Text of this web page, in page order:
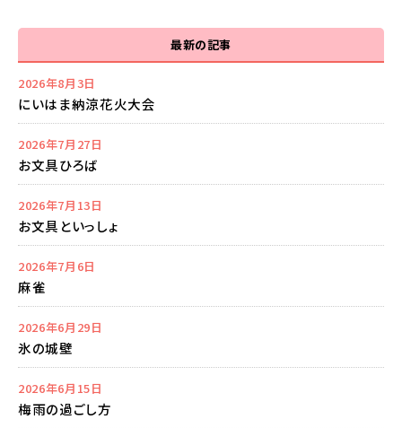
最新の記事
2026年8月3日
にいはま納涼花火大会
2026年7月27日
お文具ひろば
2026年7月13日
お文具といっしょ
2026年7月6日
麻雀
2026年6月29日
氷の城壁
2026年6月15日
梅雨の過ごし方